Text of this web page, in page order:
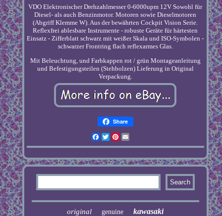
VDO Elektronischer Drehzahlmesser 0-6000upm 12V Sowohl für
Diesel- als auch Benzinmotor. Motoren sowie Dieselmotoren
(Abgriff Klemme W). Aus der bewährten Cockpit Vision Serie.
Reflexfrei ablesbare Instrumente - robuste Geräte für härtesten
Einsatz - Zifferblatt schwarz mit weißer Skala und ISO-Symbolen -
schwarzer Frontring flach reflexarmes Glas.
Mit Beleuchtung, und Farbkappen rot / grün Montageanleitung
und Befestigungsteilen (Stehbolzen) Lieferung in Original
Verpackung.
Share
Facebook
TwitterPinterest
original genuine kawasaki